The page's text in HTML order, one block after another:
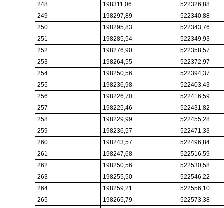
248
198311,06
522326,88
249
198297,89
522340,88
250
198295,83
522343,76
251
198285,54
522349,93
252
198276,90
522358,57
253
198264,55
522372,97
254
198250,56
522394,37
255
198236,98
522403,43
256
198226,70
522416,59
257
198225,46
522431,82
258
198229,99
522455,28
259
198236,57
522471,33
260
198243,57
522496,84
261
198247,68
522516,59
262
198250,56
522530,58
263
198255,50
522546,22
264
198259,21
522556,10
265
198265,79
522573,38